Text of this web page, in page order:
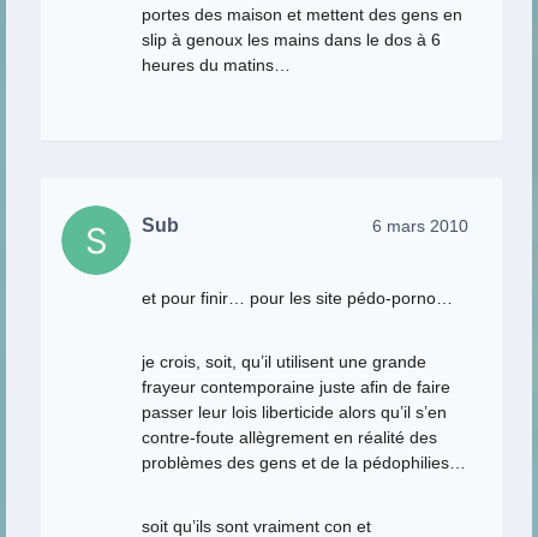
portes des maison et mettent des gens en
slip à genoux les mains dans le dos à 6
heures du matins…
Sub 6 mars 2010
et pour finir… pour les site pédo-porno…
je crois, soit, qu’il utilisent une grande
frayeur contemporaine juste afin de faire
passer leur lois liberticide alors qu’il s’en
contre-foute allègrement en réalité des
problèmes des gens et de la pédophilies…
soit qu’ils sont vraiment con et